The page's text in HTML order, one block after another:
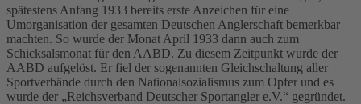
spätestens Anfang 1933 bereits erste Anzeichen für eine
Umorganisation der gesamten Deutschen Anglerschaft bemerkbar
machten. So wurde der Monat April 1933 dann auch zum
Schicksalsmonat für den AABD. Zu diesem Zeitpunkt wurde der
AABD aufgelöst. Er fiel der sogenannten Gleichschaltung aller
Sportverbände durch den Nationalsozialismus zum Opfer und es
wurde der „Reichsverband Deutscher Sportangler e.V.“ gegründet.